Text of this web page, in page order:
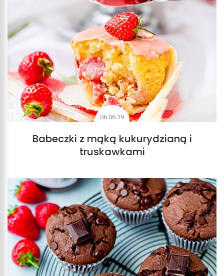
06.06.19
Babeczki z mąką kukurydzianą i
truskawkami